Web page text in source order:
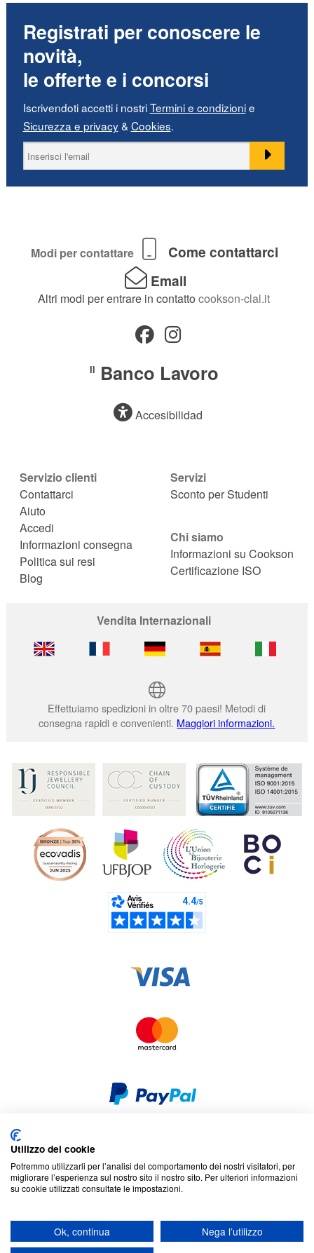
Registrati per conoscere le
novità,
le offerte e i concorsi
Iscrivendoti accetti i nostriTermini e condizionie
Sicurezza e privacy& Cookies.
Modi per contattare
Come contattarci
Email
Altri modi per entrare in contatto cookson-clal.it
Il Banco Lavoro
Accesibilidad
Servizio clienti
Contattarci
Aiuto
Accedi
Informazioni consegna
Politica sui resi
Blog
Servizi
Sconto per Studenti
Chi siamo
Informazioni su Cookson
Certificazione ISO
Vendita Internazionali
Effettuiamo spedizioni in oltre 70 paesi! Metodi di
consegna rapidi e convenienti. Maggiori informazioni.
Termini e condizioni
Mappa del sito
Francia. SA con capitale di 7 413 696,12 € - RCS Lyon B 412 399 792 -
Partita IVA intracomunitaria: 84412399792.
Utilizzo dei cookie
Potremmo utilizzarli per l’analisi del comportamento dei nostri visitatori, per
migliorare l’esperienza sul nostro sito il nostro sito. Per ulteriori informazioni
su cookie utilizzati consultate le impostazioni.
Ok, continua
Nega l’utilizzo